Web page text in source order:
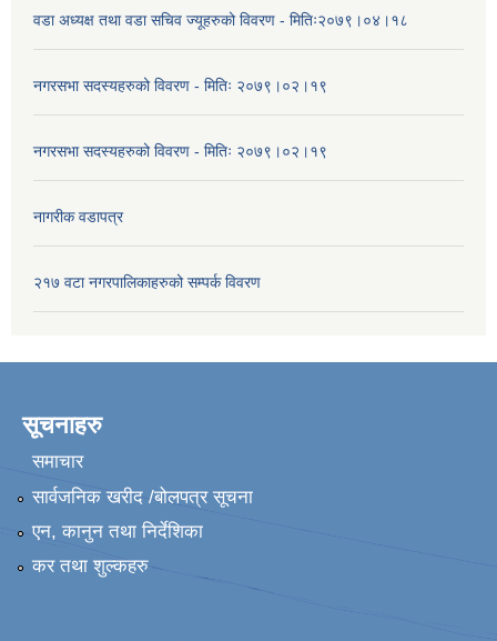
वडा अध्यक्ष तथा वडा सचिव ज्यूहरुको विवरण - मितिः२०७९।०४।१८
नगरसभा सदस्यहरुको विवरण - मितिः २०७९।०२।१९
नगरसभा सदस्यहरुको विवरण - मितिः २०७९।०२।१९
नागरीक वडापत्र
२१७ वटा नगरपालिकाहरुको सम्पर्क विवरण
सूचनाहरु
समाचार
सार्वजनिक खरीद /बोलपत्र सूचना
एन, कानुन तथा निर्देशिका
कर तथा शुल्कहरु